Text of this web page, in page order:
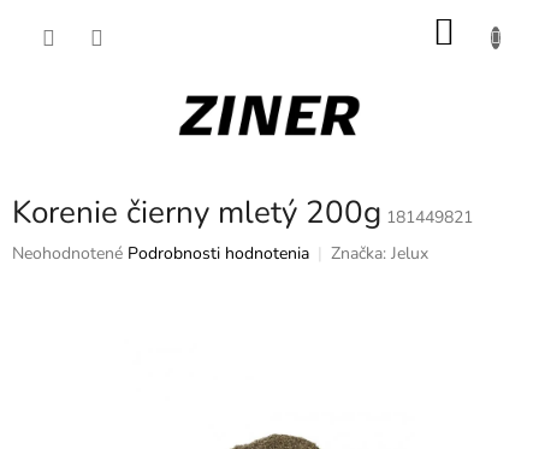
Korenie čierny mletý 200g 181449821
Priemerné
Neohodnotené Podrobnosti hodnotenia Značka: Jelux